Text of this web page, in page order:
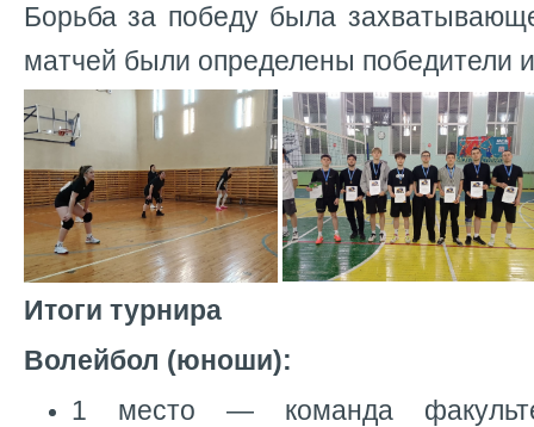
Борьба за победу была
матчей были определены победители
Итоги турнира
Волейбол (юноши):
1 место — команда